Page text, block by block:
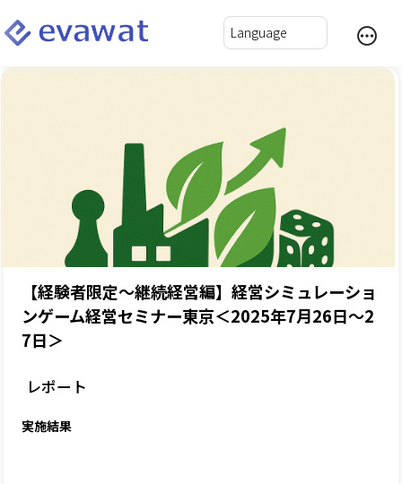
【経験者限定～継続経営編】経営シミュレーショ
ンゲーム経営セミナー東京＜2025年7月26日～2
7日＞
レポート
実施結果